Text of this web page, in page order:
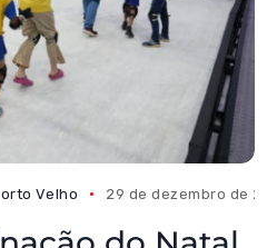
Velho 29 de dezembro de